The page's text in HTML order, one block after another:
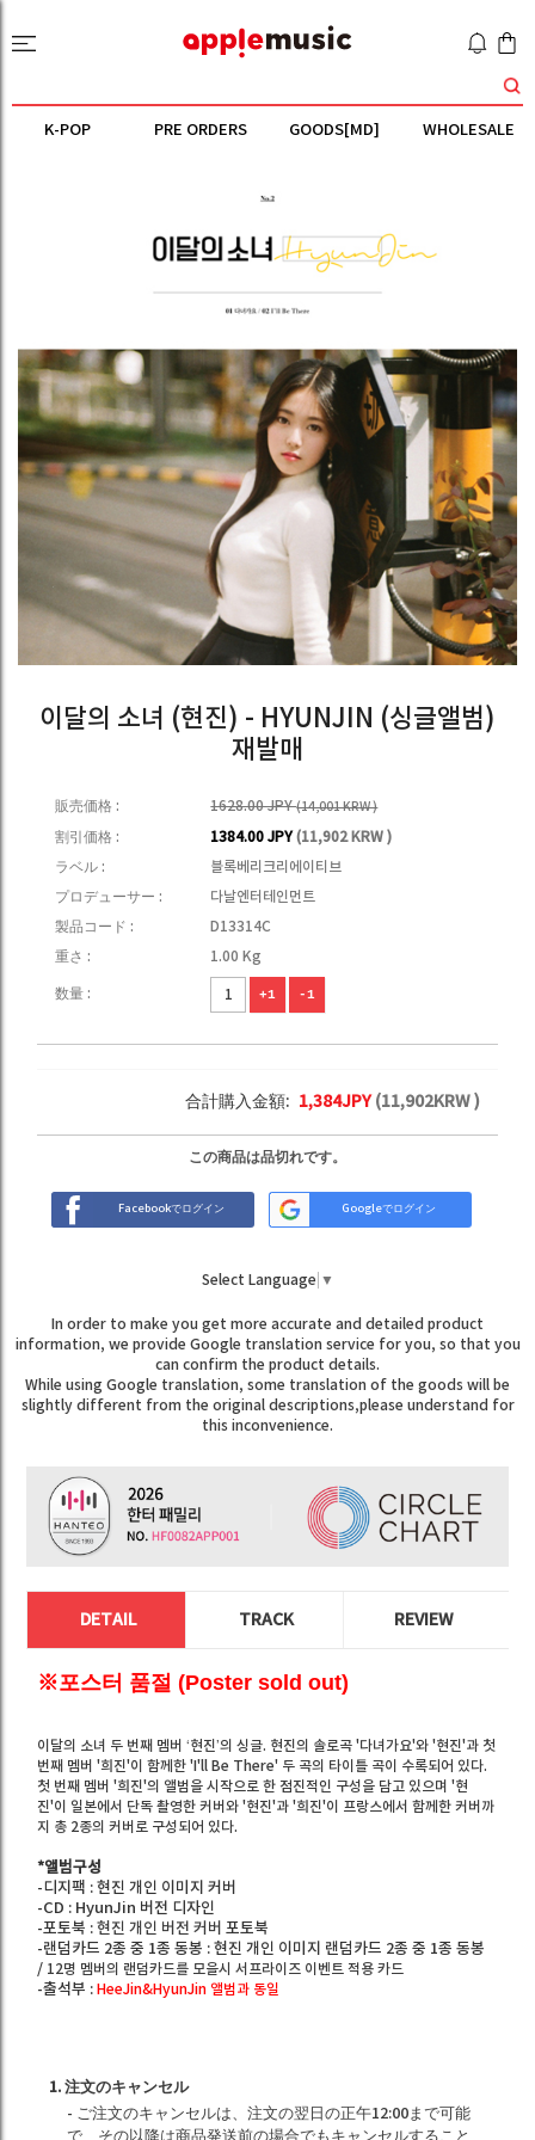
K-POP PRE ORDERS GOODS[MD] WHOLESALE
이달의 소녀 (현진) - HYUNJIN (싱글앨범)
재발매
販売価格 : 1628.00 JPY(14,001 KRW )
割引価格 : 1384.00 JPY(11,902 KRW )
ラベル :
블록베리크리에이티브
プロデューサー :
다날엔터테인먼트
製品コード :
D13314C
重さ :
1.00 Kg
数量 : +1 -1
合計購入金額: 1,384JPY(11,902KRW )
この商品は品切れです。
Facebookでログイン Googleでログイン
Select Language ▼
In order to make you get more accurate and detailed product
information, we provide Google translation service for you, so that you
can confirm the product details.
While using Google translation, some translation of the goods will be
slightly different from the original descriptions,please understand for
this inconvenience.
DETAIL TRACK REVIEW
※포스터 품절 (Poster sold out)
이달의 소녀 두 번째 멤버 ‘현진’의 싱글. 현진의 솔로곡 '다녀가요'와 '현진'과 첫
번째 멤버 '희진'이 함께한 'I'll Be There' 두 곡의 타이틀 곡이 수록되어 있다.
첫 번째 멤버 '희진'의 앨범을 시작으로 한 점진적인 구성을 담고 있으며 '현
진'이 일본에서 단독 촬영한 커버와 '현진'과 '희진'이 프랑스에서 함께한 커버까
지 총 2종의 커버로 구성되어 있다.
*앨범구성
-디지팩 : 현진 개인 이미지 커버
-CD : HyunJin 버전 디자인
-포토북 : 현진 개인 버전 커버 포토북
-랜덤카드 2종 중 1종 동봉 :현진 개인 이미지 랜덤카드 2종 중 1종 동봉
/ 12명 멤버의 랜덤카드를 모을시 서프라이즈 이벤트 적용 카드
-출석부 : HeeJin&HyunJin 앨범과 동일
1. 注文のキャンセル
- ご注文のキャンセルは、注文の翌日の正午12:00まで可能
で、その以降は商品発送前の場合でもキャンセルすること